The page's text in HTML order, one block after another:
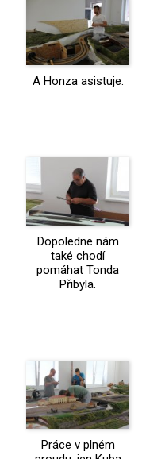
A Honza asistuje.
Dopoledne nám
také chodí
pomáhat Tonda
Přibyla.
Práce v plném